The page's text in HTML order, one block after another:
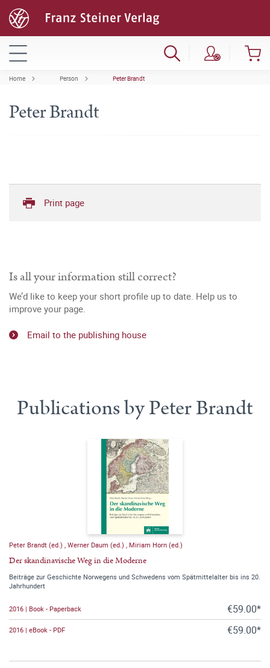
Home Person Peter Brandt
Peter Brandt
Print page
Is all your information still correct?
We’d like to keep your short profile up to date. Help us to
improve your page.
Email to the publishing house
Publications by Peter Brandt
Peter Brandt (ed.) Werner Daum (ed.) Miriam Horn (ed.)
Der skandinavische Weg in die Moderne
Beiträge zur Geschichte Norwegens und Schwedens vom Spätmittelalter bis ins 20.
Jahrhundert
2016 | Book - Paperback €59.00*
2016 | eBook - PDF €59.00*